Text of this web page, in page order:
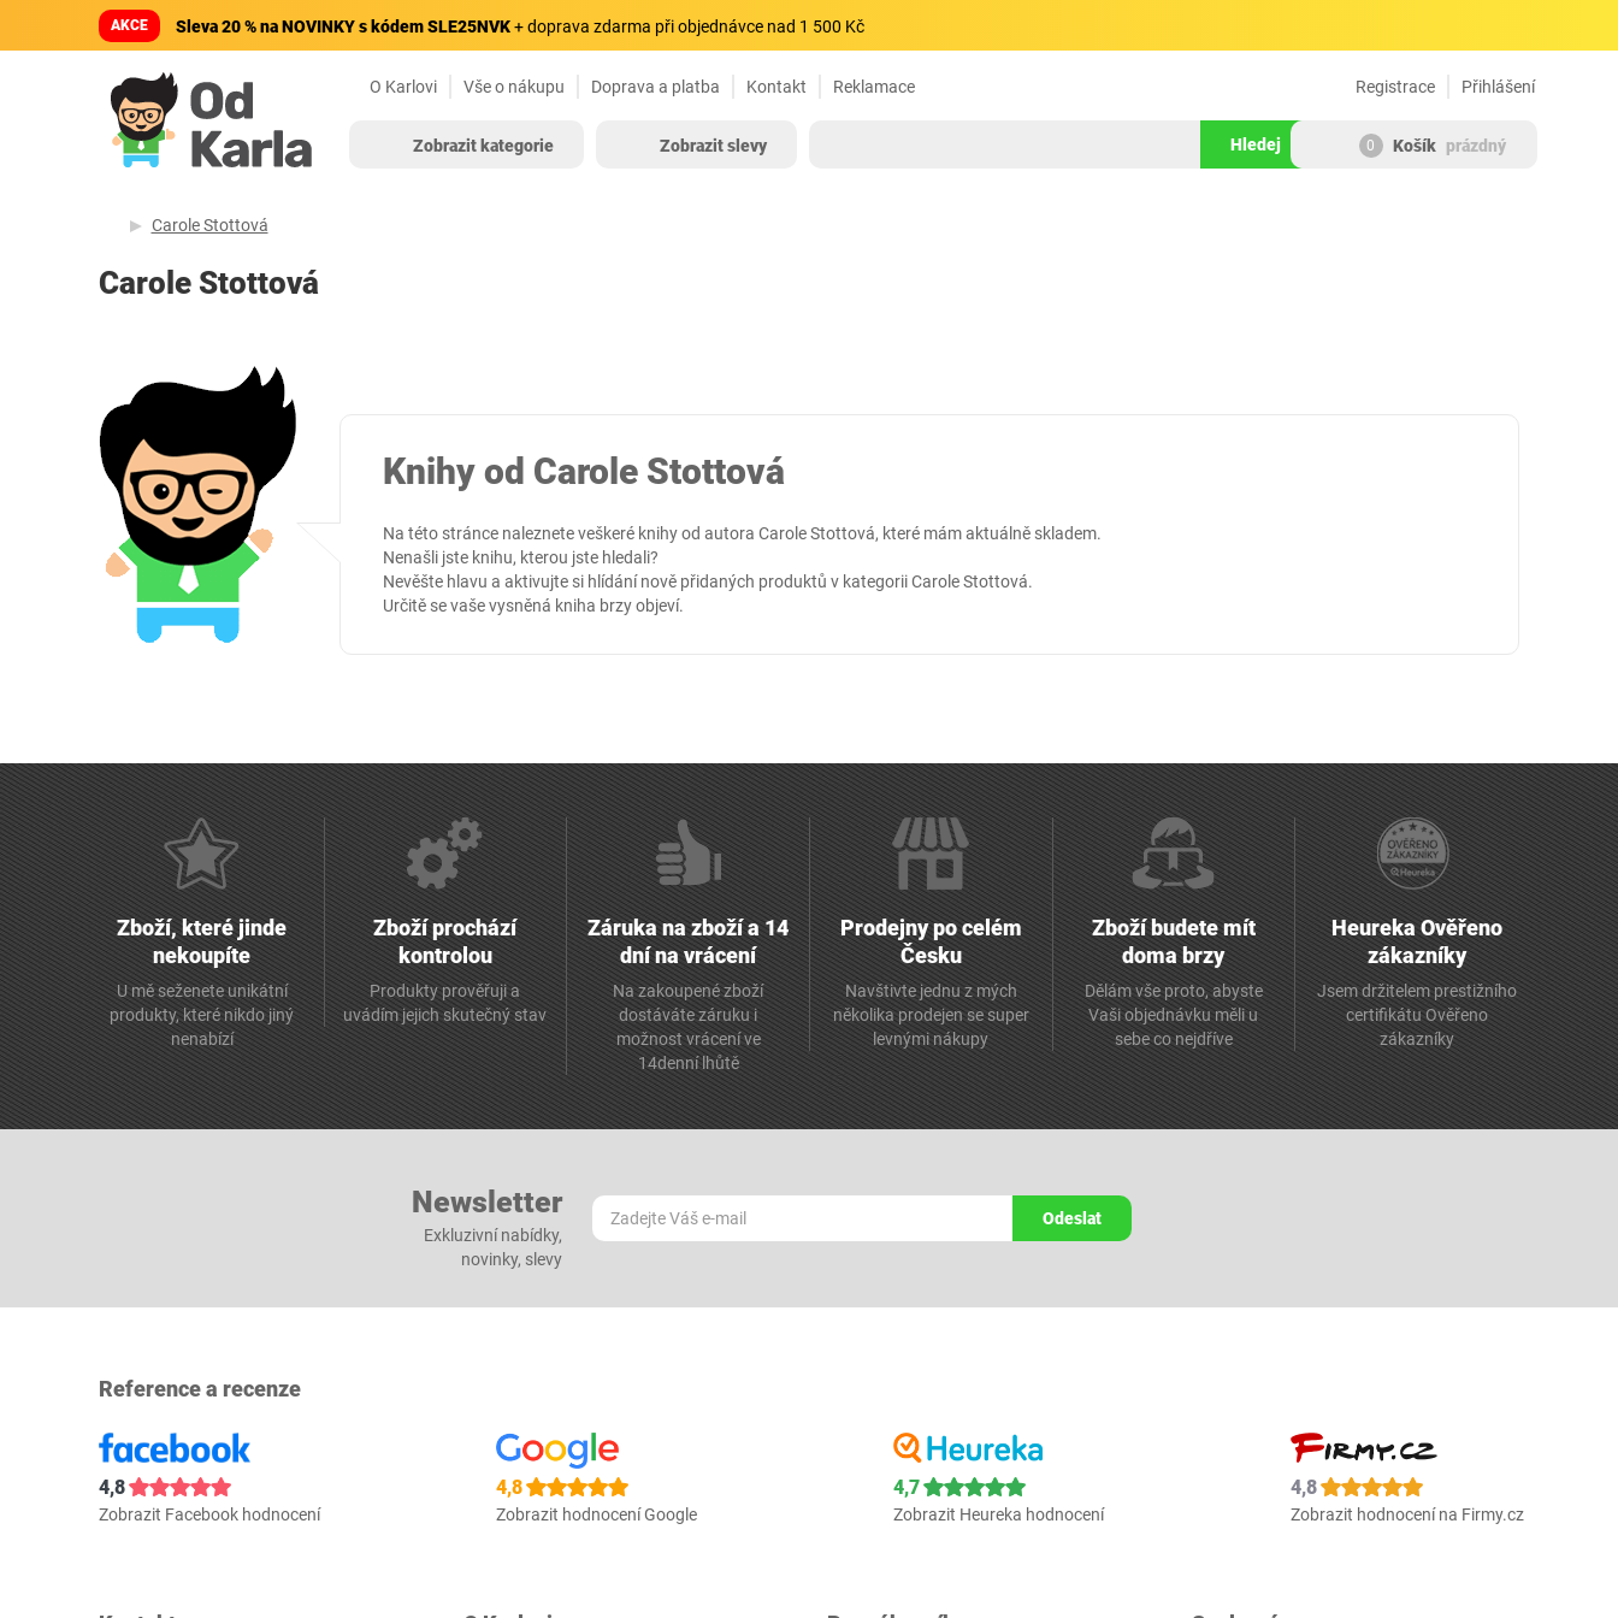
AKCE Sleva 20 % na NOVINKY s kódem SLE25NVK+ doprava zdarma při objednávce nad 1 500 Kč
O Karlovi Vše o nákupu Doprava a platba Kontakt Reklamace Přihlášení
Registrace
Zobrazit kategorie Zobrazit slevy Hledej 0 Košík prázdný
Carole Stottová
Carole Stottová
Knihy od Carole Stottová
Na této stránce naleznete veškeré knihy od autora Carole Stottová, které mám aktuálně skladem.
Nenašli jste knihu, kterou jste hledali?
Nevěšte hlavu a aktivujte si hlídání nově přidaných produktů v kategoriiCarole Stottová.
Určitě se vaše vysněná kniha brzy objeví.
Zboží, které jinde
nekoupíte
U mě seženete unikátní
produkty, které nikdo jiný
nenabízí
Zboží prochází
kontrolou
Produkty prověřuji a
uvádím jejich skutečný stav
Záruka na zboží a 14
dní na vrácení
Na zakoupené zboží
dostáváte záruku i
možnost vrácení ve
14denní lhůtě
Prodejny po celém
Česku
Navštivte jednu z mých
několika prodejen se super
levnými nákupy
Zboží budete mít
doma brzy
Dělám vše proto, abyste
Vaši objednávku měli u
sebe co nejdříve
Heureka Ověřeno
zákazníky
Jsem držitelem prestižního
certifikátu Ověřeno
zákazníky
Newsletter
Exkluzivní nabídky,
novinky, slevy
Odeslat
Reference a recenze
4,8
Zobrazit Facebook hodnocení
4,8
Zobrazit hodnocení Google
4,7
Zobrazit Heureka hodnocení
4,8
Zobrazit hodnocení na Firmy.cz